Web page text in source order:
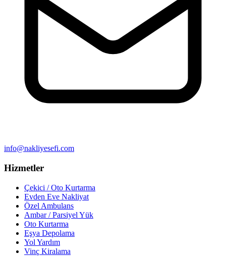
info@nakliyesefi.com
Hizmetler
Çekici / Oto Kurtarma
Evden Eve Nakliyat
Özel Ambulans
Ambar / Parsiyel Yük
Oto Kurtarma
Eşya Depolama
Yol Yardım
Vinç Kiralama